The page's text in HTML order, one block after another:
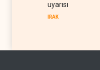
uyarısı
IRAK